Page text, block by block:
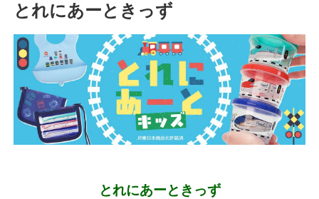
とれにあーときっず
とれにあーときっず